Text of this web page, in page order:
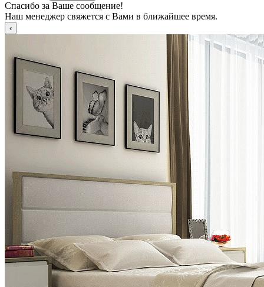
Спасибо за Ваше сообщение!
Наш менеджер свяжется с Вами в ближайшее время.